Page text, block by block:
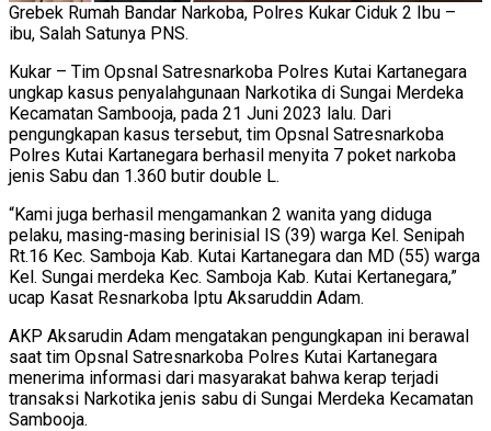
Grebek Rumah Bandar Narkoba, Polres Kukar Ciduk 2 Ibu –
ibu, Salah Satunya PNS.
Kukar – Tim Opsnal Satresnarkoba Polres Kutai Kartanegara
ungkap kasus penyalahgunaan Narkotika di Sungai Merdeka
Kecamatan Sambooja, pada 21 Juni 2023 lalu. Dari
pengungkapan kasus tersebut, tim Opsnal Satresnarkoba
Polres Kutai Kartanegara berhasil menyita 7 poket narkoba
jenis Sabu dan 1.360 butir double L.
“Kami juga berhasil mengamankan 2 wanita yang diduga
pelaku, masing-masing berinisial IS (39) warga Kel. Senipah
Rt.16 Kec. Samboja Kab. Kutai Kartanegara dan MD (55) warga
Kel. Sungai merdeka Kec. Samboja Kab. Kutai Kertanegara,”
ucap Kasat Resnarkoba Iptu Aksaruddin Adam.
AKP Aksarudin Adam mengatakan pengungkapan ini berawal
saat tim Opsnal Satresnarkoba Polres Kutai Kartanegara
menerima informasi dari masyarakat bahwa kerap terjadi
transaksi Narkotika jenis sabu di Sungai Merdeka Kecamatan
Sambooja.